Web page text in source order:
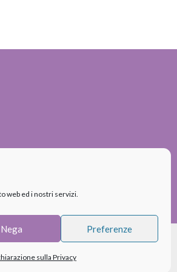
web ed i nostri servizi.
Nega Preferenze
sulla Privacy